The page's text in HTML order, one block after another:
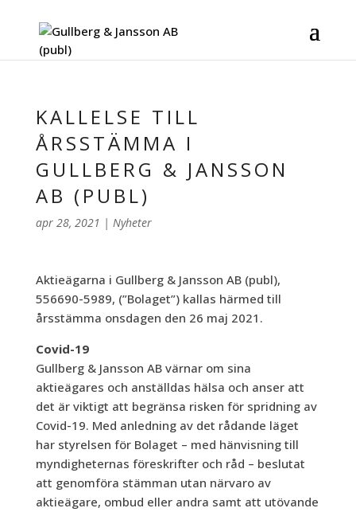
KALLELSE TILL
ÅRSSTÄMMA I
GULLBERG & JANSSON
AB (PUBL)
apr 28, 2021 | Nyheter
Aktieägarna i Gullberg & Jansson AB (publ),
556690-5989, (”Bolaget”) kallas härmed till
årsstämma onsdagen den 26 maj 2021.
Covid-19
Gullberg & Jansson AB värnar om sina
aktieägares och anställdas hälsa och anser att
det är viktigt att begränsa risken för spridning av
Covid-19. Med anledning av det rådande läget
har styrelsen för Bolaget – med hänvisning till
myndigheternas föreskrifter och råd – beslutat
att genomföra stämman utan närvaro av
aktieägare, ombud eller andra samt att utövande